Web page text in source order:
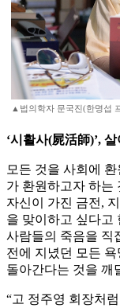
▲법의학자 문국진(한명섭
‘시활사(屍活師)’,
모든 것을 사회에
가 환원하고자 하는
자신이 가진 금전,
을 맞이하고 싶다고
사람들의 죽음을 직
전에 지녔던 모든
돌아간다는 것을 깨
“고 정주영 회장처